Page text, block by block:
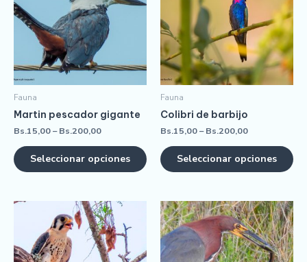
Fauna
Martin pescador gigante
Bs.15,00–Bs.200,00
Seleccionar opciones
Fauna
Colibri de barbijo
Bs.15,00–Bs.200,00
Seleccionar opciones